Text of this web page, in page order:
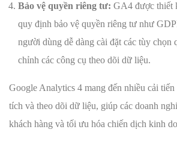
Bảo vệ quyền riêng tư: GA4 được thiết
quy định bảo vệ quyền riêng tư như
người dùng dễ dàng cài đặt các tùy chọn
chỉnh các công cụ theo dõi dữ liệu.
Google Analytics 4 mang đến nhiều cải tiến
tích và theo dõi dữ liệu, giúp các doanh
khách hàng và tối ưu hóa chiến dịch kinh